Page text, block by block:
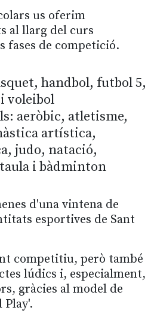
us oferim
al llarg del curs
fases de competició.
handbol, futbol 5,
voleibol
aeròbic, atletisme,
artística,
judo, natació,
i bàdminton
d'una vintena de
esportives de Sant
competitiu, però també
lúdics i, especialment,
gràcies al model de
Play'.